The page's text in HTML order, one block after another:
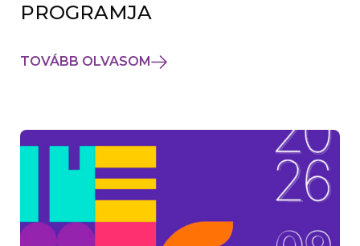
PROGRAMJA
TOVÁBB OLVASOM